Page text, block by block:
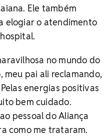
Ele também
elogiar o atendimento
no mundo do
meu pai ali reclamando,
energias positivas
bem cuidado.
pessoal do Aliança
como me trataram.